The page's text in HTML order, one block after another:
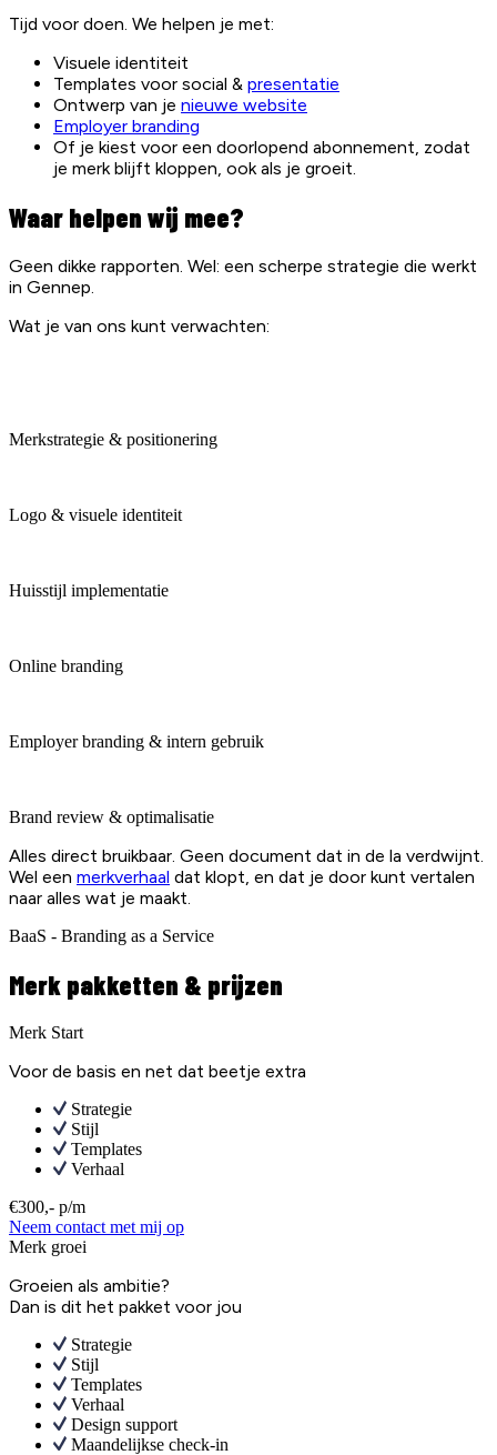
Tijd voor doen. We helpen je met:
Visuele identiteit
Templates voor social & presentatie
Ontwerp van je nieuwe website
Employer branding
Of je kiest voor een doorlopend abonnement, zodat
je merk blijft kloppen, ook als je groeit.
Waar helpen wij mee?
Geen dikke rapporten. Wel: een scherpe strategie die werkt
in Gennep.
Wat je van ons kunt verwachten:
Merkstrategie & positionering
Logo & visuele identiteit
Huisstijl implementatie
Online branding
Employer branding & intern gebruik
Brand review & optimalisatie
Alles direct bruikbaar. Geen document dat in de la verdwijnt.
Wel een merkverhaal dat klopt, en dat je door kunt vertalen
naar alles wat je maakt.
BaaS - Branding as a Service
Merk pakketten & prijzen
Merk Start
Voor de basis en net dat beetje extra
Strategie
Stijl
Templates
Verhaal
€300,- p/m
Neem contact met mij op
Merk groei
Groeien als ambitie?
Dan is dit het pakket voor jou
Strategie
Stijl
Templates
Verhaal
Design support
Maandelijkse check-in